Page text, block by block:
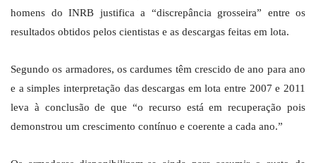
homens do INRB justifica a “discrepância grosseira” entre os
resultados obtidos pelos cientistas e as descargas feitas em lota.
Segundo os armadores, os cardumes têm crescido de ano para ano
e a simples interpretação das descargas em lota entre 2007 e 2011
leva à conclusão de que “o recurso está em recuperação pois
demonstrou um crescimento contínuo e coerente a cada ano.”